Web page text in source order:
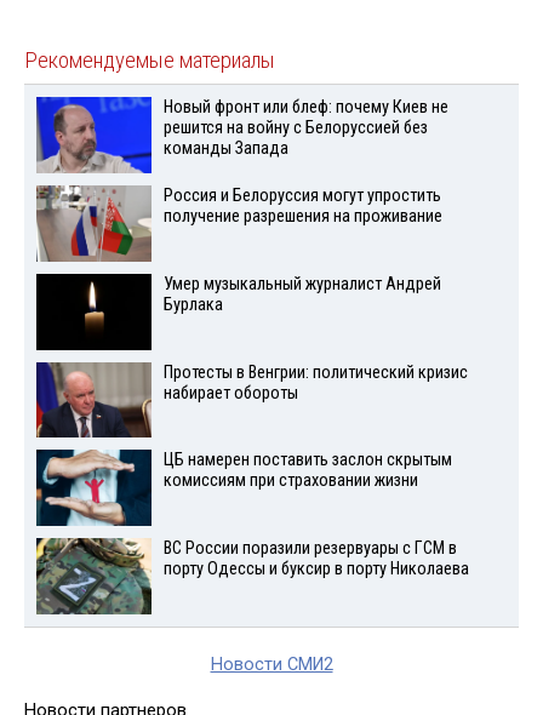
Рекомендуемые материалы
Новый фронт или блеф: почему Киев не
решится на войну с Белоруссией без
команды Запада
Россия и Белоруссия могут упростить
получение разрешения на проживание
Умер музыкальный журналист Андрей
Бурлака
Протесты в Венгрии: политический кризис
набирает обороты
ЦБ намерен поставить заслон скрытым
комиссиям при страховании жизни
ВС России поразили резервуары с ГСМ в
порту Одессы и буксир в порту Николаева
Новости СМИ2
Новости партнеров